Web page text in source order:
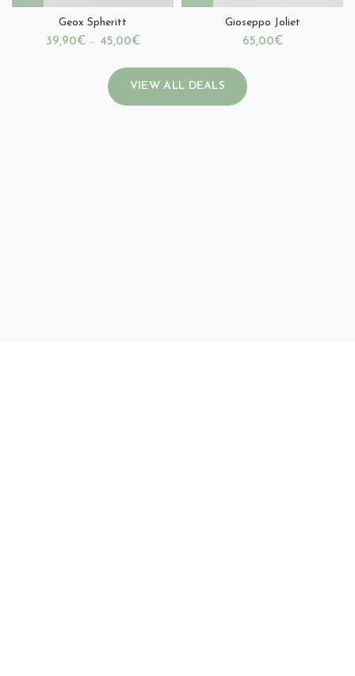
Geox Spheritt
39,90€– 45,00€
Gioseppo Joliet
65,00€
VIEW ALL DEALS